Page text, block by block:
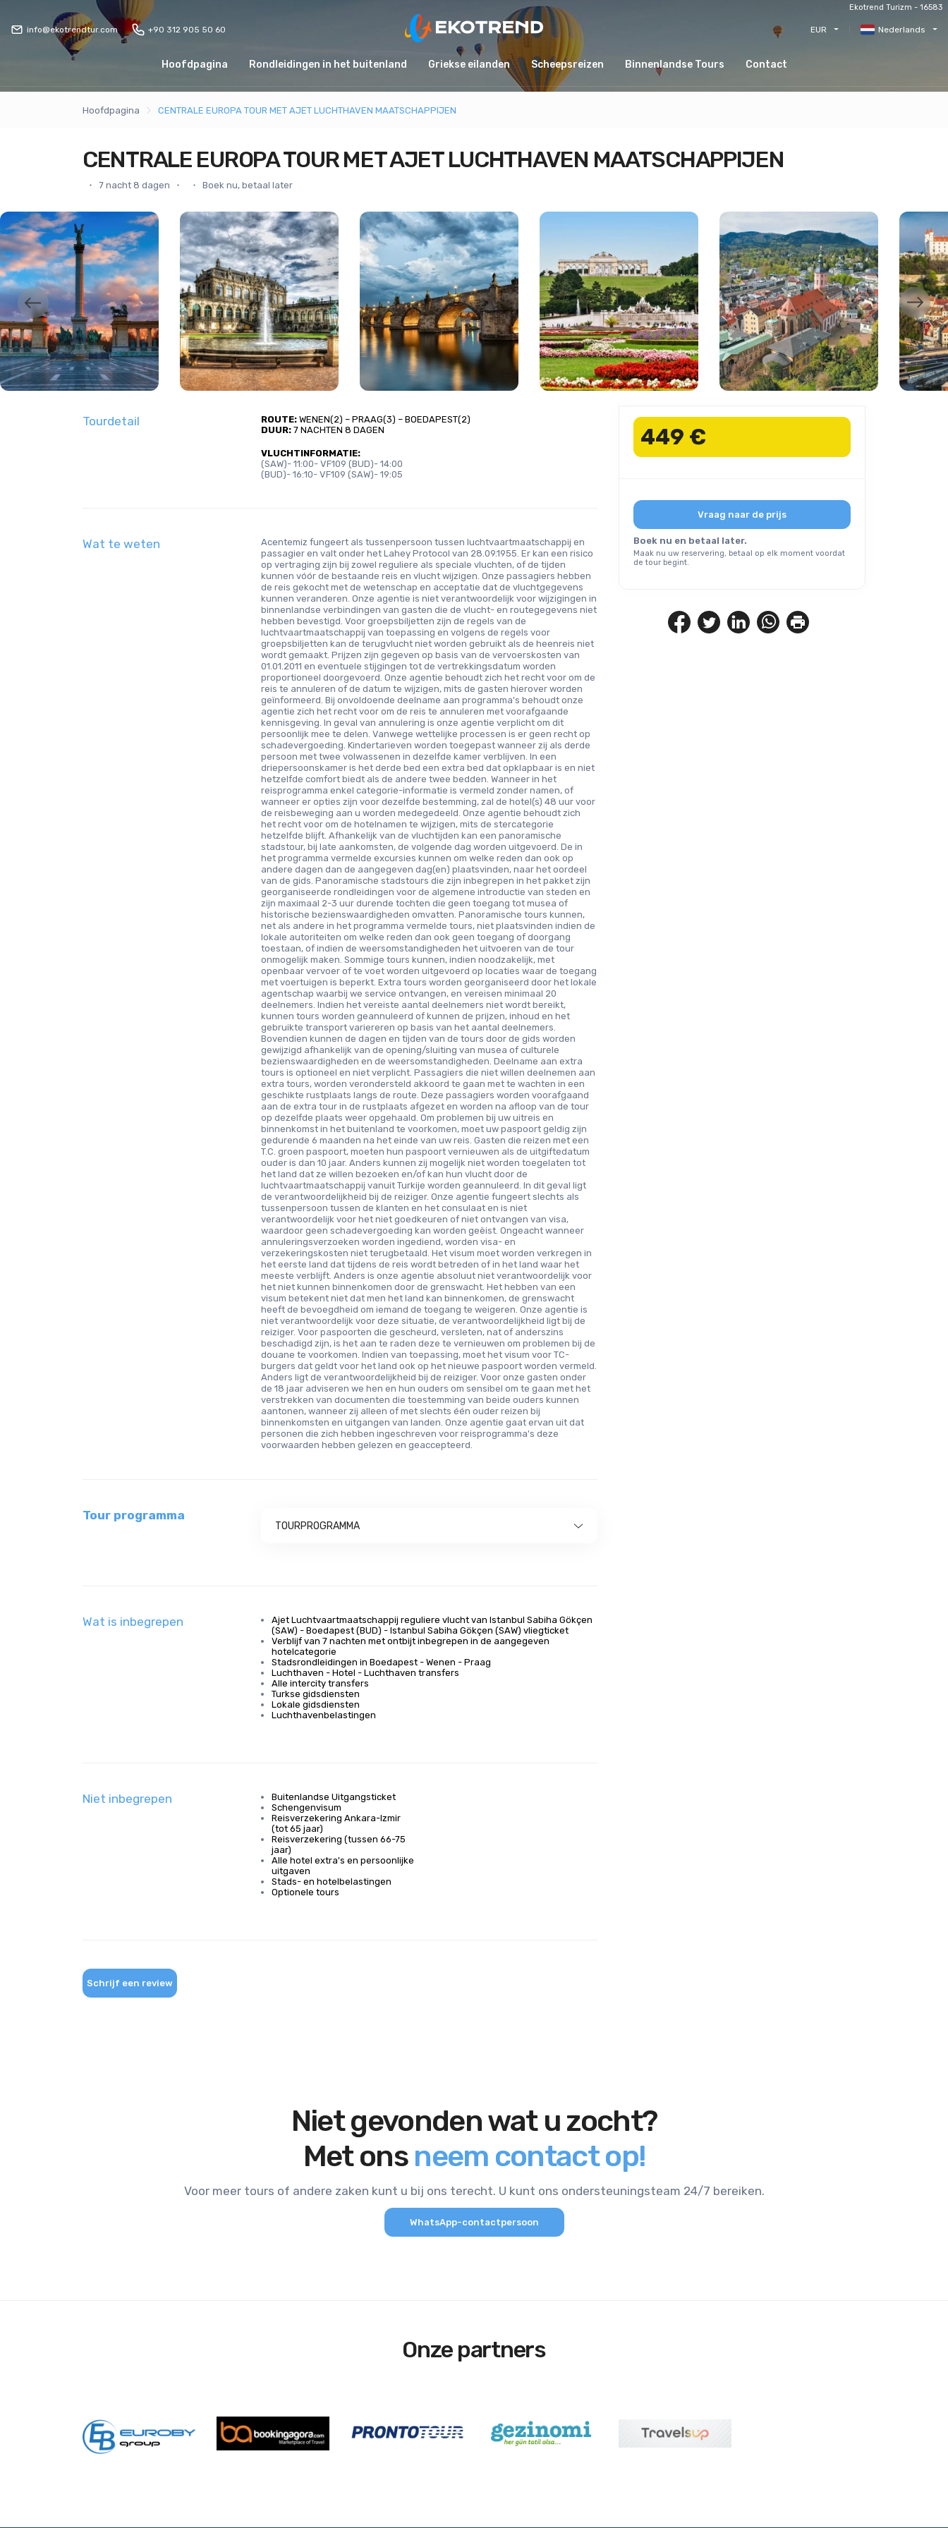
Ekotrend Turizm - 16583
info@ekotrendtur.com +90 312 905 50 60 EUR Nederlands
Hoofdpagina Rondleidingen in het buitenland Griekse eilanden Scheepsreizen Binnenlandse Tours Contact
Hoofdpagina CENTRALE EUROPA TOUR MET AJET LUCHTHAVEN MAATSCHAPPIJEN
CENTRALE EUROPA TOUR MET AJET LUCHTHAVEN MAATSCHAPPIJEN
7 nacht 8 dagen Boek nu, betaal later
Tourdetail ROUTE: WENEN(2) – PRAAG(3) – BOEDAPEST(2)
DUUR: 7 NACHTEN 8 DAGEN
VLUCHTINFORMATIE:
(SAW)- 11:00- VF109 (BUD)- 14:00
(BUD)- 16:10- VF109 (SAW)- 19:05
Wat te weten
Acentemiz fungeert als tussenpersoon tussen luchtvaartmaatschappij en
passagier en valt onder het Lahey Protocol van 28.09.1955. Er kan een risico
op vertraging zijn bij zowel reguliere als speciale vluchten, of de tijden
kunnen vóór de bestaande reis en vlucht wijzigen. Onze passagiers hebben
de reis gekocht met de wetenschap en acceptatie dat de vluchtgegevens
kunnen veranderen. Onze agentie is niet verantwoordelijk voor wijzigingen in
binnenlandse verbindingen van gasten die de vlucht- en routegegevens niet
hebben bevestigd. Voor groepsbiljetten zijn de regels van de
luchtvaartmaatschappij van toepassing en volgens de regels voor
groepsbiljetten kan de terugvlucht niet worden gebruikt als de heenreis niet
wordt gemaakt. Prijzen zijn gegeven op basis van de vervoerskosten van
01.01.2011 en eventuele stijgingen tot de vertrekkingsdatum worden
proportioneel doorgevoerd. Onze agentie behoudt zich het recht voor om de
reis te annuleren of de datum te wijzigen, mits de gasten hierover worden
geïnformeerd. Bij onvoldoende deelname aan programma's behoudt onze
agentie zich het recht voor om de reis te annuleren met voorafgaande
kennisgeving. In geval van annulering is onze agentie verplicht om dit
persoonlijk mee te delen. Vanwege wettelijke processen is er geen recht op
schadevergoeding. Kindertarieven worden toegepast wanneer zij als derde
persoon met twee volwassenen in dezelfde kamer verblijven. In een
driepersoonskamer is het derde bed een extra bed dat opklapbaar is en niet
hetzelfde comfort biedt als de andere twee bedden. Wanneer in het
reisprogramma enkel categorie-informatie is vermeld zonder namen, of
wanneer er opties zijn voor dezelfde bestemming, zal de hotel(s) 48 uur voor
de reisbeweging aan u worden medegedeeld. Onze agentie behoudt zich
het recht voor om de hotelnamen te wijzigen, mits de stercategorie
hetzelfde blijft. Afhankelijk van de vluchtijden kan een panoramische
stadstour, bij late aankomsten, de volgende dag worden uitgevoerd. De in
het programma vermelde excursies kunnen om welke reden dan ook op
andere dagen dan de aangegeven dag(en) plaatsvinden, naar het oordeel
van de gids. Panoramische stadstours die zijn inbegrepen in het pakket zijn
georganiseerde rondleidingen voor de algemene introductie van steden en
zijn maximaal 2-3 uur durende tochten die geen toegang tot musea of
historische bezienswaardigheden omvatten. Panoramische tours kunnen,
net als andere in het programma vermelde tours, niet plaatsvinden indien de
lokale autoriteiten om welke reden dan ook geen toegang of doorgang
toestaan, of indien de weersomstandigheden het uitvoeren van de tour
onmogelijk maken. Sommige tours kunnen, indien noodzakelijk, met
openbaar vervoer of te voet worden uitgevoerd op locaties waar de toegang
met voertuigen is beperkt. Extra tours worden georganiseerd door het lokale
agentschap waarbij we service ontvangen, en vereisen minimaal 20
deelnemers. Indien het vereiste aantal deelnemers niet wordt bereikt,
kunnen tours worden geannuleerd of kunnen de prijzen, inhoud en het
gebruikte transport variereren op basis van het aantal deelnemers.
Bovendien kunnen de dagen en tijden van de tours door de gids worden
gewijzigd afhankelijk van de opening/sluiting van musea of culturele
bezienswaardigheden en de weersomstandigheden. Deelname aan extra
tours is optioneel en niet verplicht. Passagiers die niet willen deelnemen aan
extra tours, worden verondersteld akkoord te gaan met te wachten in een
geschikte rustplaats langs de route. Deze passagiers worden voorafgaand
aan de extra tour in de rustplaats afgezet en worden na afloop van de tour
op dezelfde plaats weer opgehaald. Om problemen bij uw uitreis en
binnenkomst in het buitenland te voorkomen, moet uw paspoort geldig zijn
gedurende 6 maanden na het einde van uw reis. Gasten die reizen met een
T.C. groen paspoort, moeten hun paspoort vernieuwen als de uitgiftedatum
ouder is dan 10 jaar. Anders kunnen zij mogelijk niet worden toegelaten tot
het land dat ze willen bezoeken en/of kan hun vlucht door de
luchtvaartmaatschappij vanuit Turkije worden geannuleerd. In dit geval ligt
de verantwoordelijkheid bij de reiziger. Onze agentie fungeert slechts als
tussenpersoon tussen de klanten en het consulaat en is niet
verantwoordelijk voor het niet goedkeuren of niet ontvangen van visa,
waardoor geen schadevergoeding kan worden geëist. Ongeacht wanneer
annuleringsverzoeken worden ingediend, worden visa- en
verzekeringskosten niet terugbetaald. Het visum moet worden verkregen in
het eerste land dat tijdens de reis wordt betreden of in het land waar het
meeste verblijft. Anders is onze agentie absoluut niet verantwoordelijk voor
het niet kunnen binnenkomen door de grenswacht. Het hebben van een
visum betekent niet dat men het land kan binnenkomen, de grenswacht
heeft de bevoegdheid om iemand de toegang te weigeren. Onze agentie is
niet verantwoordelijk voor deze situatie, de verantwoordelijkheid ligt bij de
reiziger. Voor paspoorten die gescheurd, versleten, nat of anderszins
beschadigd zijn, is het aan te raden deze te vernieuwen om problemen bij de
douane te voorkomen. Indien van toepassing, moet het visum voor TC-
burgers dat geldt voor het land ook op het nieuwe paspoort worden vermeld.
Anders ligt de verantwoordelijkheid bij de reiziger. Voor onze gasten onder
de 18 jaar adviseren we hen en hun ouders om sensibel om te gaan met het
verstrekken van documenten die toestemming van beide ouders kunnen
aantonen, wanneer zij alleen of met slechts één ouder reizen bij
binnenkomsten en uitgangen van landen. Onze agentie gaat ervan uit dat
personen die zich hebben ingeschreven voor reisprogramma's deze
voorwaarden hebben gelezen en geaccepteerd.
Tour programma
TOURPROGRAMMA
Wat is inbegrepen
Ajet Luchtvaartmaatschappij reguliere vlucht van Istanbul Sabiha Gökçen
(SAW) - Boedapest (BUD) - Istanbul Sabiha Gökçen (SAW) vliegticket
Verblijf van 7 nachten met ontbijt inbegrepen in de aangegeven
hotelcategorie
Stadsrondleidingen in Boedapest - Wenen - Praag
Luchthaven - Hotel - Luchthaven transfers
Alle intercity transfers
Turkse gidsdiensten
Lokale gidsdiensten
Luchthavenbelastingen
Niet inbegrepen
Buitenlandse Uitgangsticket
Schengenvisum
Reisverzekering Ankara-Izmir
(tot 65 jaar)
Reisverzekering (tussen 66-75
jaar)
Alle hotel extra's en persoonlijke
uitgaven
Stads- en hotelbelastingen
Optionele tours
Schrijf een review
449 €
Vraag naar de prijs
Boek nu en betaal later.
Maak nu uw reservering, betaal op elk moment voordat
de tour begint.
Niet gevonden wat u zocht?
Met ons neem contact op!
Voor meer tours of andere zaken kunt u bij ons terecht. U kunt ons ondersteuningsteam 24/7 bereiken.
WhatsApp-contactpersoon
Onze partners